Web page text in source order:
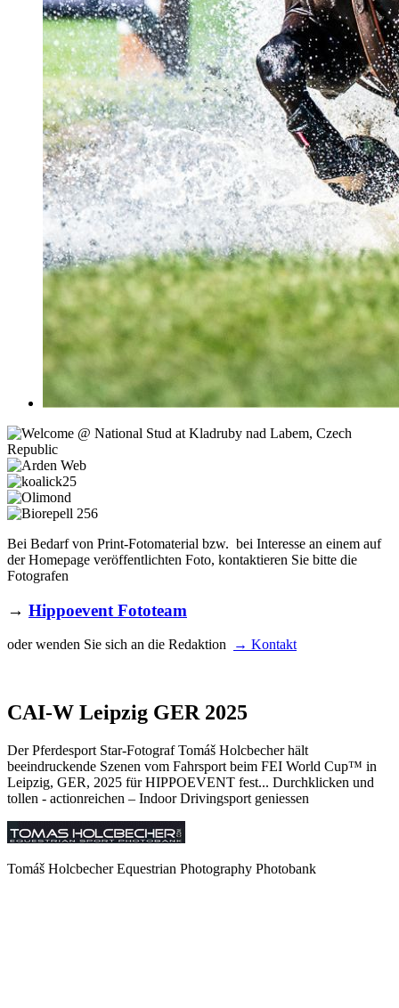
Bei Bedarf von Print-Fotomaterial bzw. bei Interesse an einem auf
der Homepage veröffentlichten Foto, kontaktieren Sie bitte die
Fotografen
→ Hippoevent Fototeam
oder wenden Sie sich an die Redaktion → Kontakt
CAI-W Leipzig GER 2025
Der Pferdesport Star-Fotograf Tomáš Holcbecher hält
beeindruckende Szenen vom Fahrsport beim FEI World Cup™ in
Leipzig, GER, 2025 für HIPPOEVENT fest... Durchklicken und
tollen - actionreichen – Indoor Drivingsport geniessen
Tomáš Holcbecher Equestrian Photography Photobank